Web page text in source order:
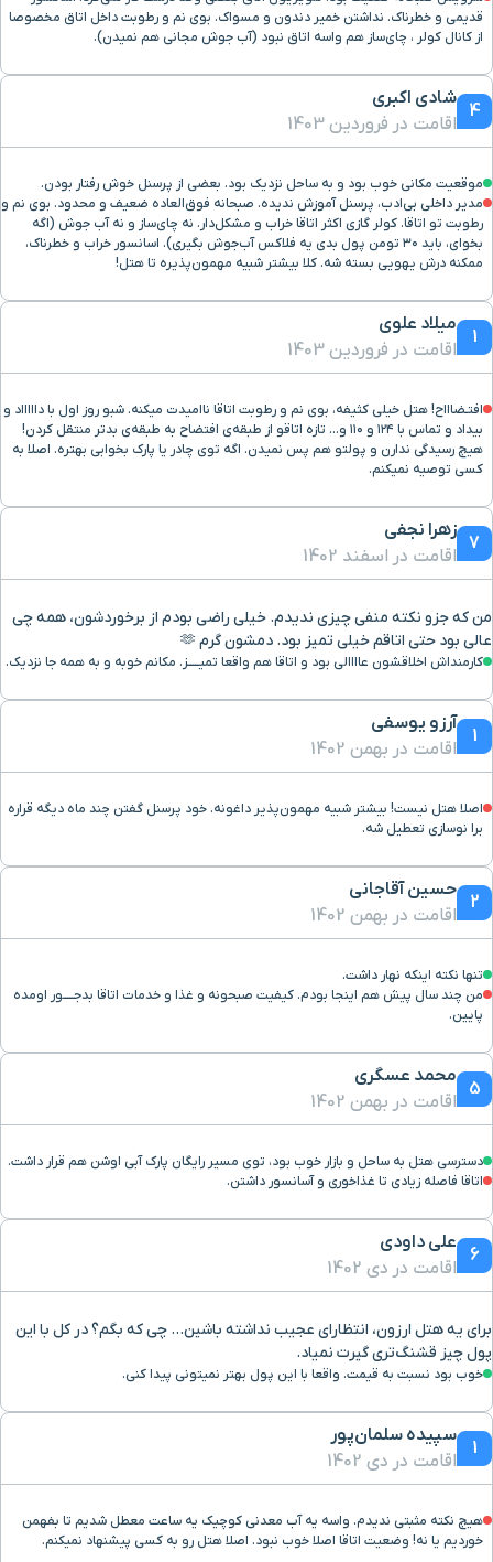
بازار عرب ها ( صفین) ۱۴ دقیقه با خودرو (۱۰ کیلومتر و ۱۰ متر)
مجتمع گلف کیش ۱۵ دقیقه با خودرو (۱۰ کیلومتر و ۱۵۴ متر)
بازار پدیده
کشتی یونانی ۱۸ دقیقه با خودرو (۱۵ کیلومتر و ۴۲۰ متر)
روستا باغو ۱۹ دقیقه با خودرو (۱۵ کیلومتر و ۸۴۸ متر)
قدیمی و خطرناک. نداشتن خمیر دندون و مسواک. بوی نم و رطوبت داخل اتاق مخصوصا
از کانال کولر ، چای‌ساز هم واسه اتاق نبود (آب جوش مجانی هم نمیدن).
4
شادی اکبری
اقامت در فروردین 1403
موقعیت مکانی خوب بود و به ساحل نزدیک بود. بعضی از پرسنل خوش رفتار بودن.
مدیر داخلی بی‌ادب، پرسنل آموزش ندیده. صبحانه فوق‌العاده ضعیف و محدود. بوی نم و
رطوبت تو اتاقا. کولر گازی اکثر اتاقا خراب و مشکل‌دار. نه چای‌ساز و نه آب جوش (اگه
بخوای، باید ۳۰ تومن پول بدی یه فلاکس آب‌جوش بگیری). اسانسور خراب و خطرناک،
ممکنه درش یهویی بسته شه. کلا بیشتر شبیه مهمون‌پذیره تا هتل!
1
میلاد علوی
اقامت در فروردین 1403
افتـضاااح! هتل خیلی کثیفه، بوی نم و رطوبت اتاقا ناامیدت میکنه. شبو روز اول با داااااد و
بیداد و تماس با ۱۲۴ و ۱۱۰ و... تازه اتاقو از طبقه‌ی افتضاح به طبقه‌ی بدتر منتقل کردن!
هیچ رسیدگی ندارن و پولتو هم پس نمیدن. اگه توی چادر یا پارک بخوابی بهتره. اصلا به
کسی توصیه نمیکنم.
7
زهرا نجفی
اقامت در اسفند 1402
من که جزو نکته منفی چیزی ندیدم. خیلی راضی بودم از برخوردشون، همه چی
عالی بود حتی اتاقم خیلی تمیز بود. دمشون گرم 🫶
کارمنداش اخلاقشون عاااالی بود و اتاقا هم واقعا تميـــــز. مکانم خوبه و به همه جا نزدیک.
1
آرزو یوسفی
اقامت در بهمن 1402
اصلا هتل نیست! بیشتر شبیه مهمون‌پذیر داغونه. خود پرسنل گفتن چند ماه دیگه قراره
برا نوسازی تعطیل شه.
2
حسین آقاجانی
اقامت در بهمن 1402
تنها نکته اینکه نهار داشت.
من چند سال پیش هم اینجا بودم. کیفیت صبحونه و غذا و خدمات اتاقا بدجـــــور اومده
پایین.
5
محمد عسگری
اقامت در بهمن 1402
دسترسی هتل به ساحل و بازار خوب بود، توی مسیر رایگان پارک آبی اوشن هم قرار داشت.
اتاقا فاصله زیادی تا غذاخوری و آسانسور داشتن.
6
علی داودی
اقامت در دی 1402
برای یه هتل ارزون، انتظارای عجیب نداشته باشین... چی که بگم؟ در کل با این
پول چیز قشنگ‌تری گیرت نمیاد.
خوب بود نسبت به قیمت. واقعا با این پول بهتر نمیتونی پیدا کنی.
1
سپیده سلمان‌پور
اقامت در دی 1402
هیچ نکته مثبتی ندیدم. واسه یه آب معدنی کوچیک یه ساعت معطل شدیم تا بفهمن
خوردیم یا نه! وضعیت اتاقا اصلا خوب نبود. اصلا هتل رو به کسی پیشنهاد نمیکنم.